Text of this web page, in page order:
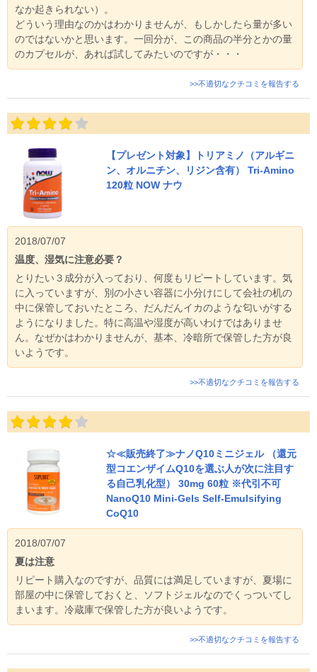
なか起きられない）。
どういう理由なのかはわかりませんが、もしかしたら量が多い
のではないかと思います。一回分が、この商品の半分とかの量
のカプセルが、あれば試してみたいのですが・・・
>>不適切なクチコミを報告する
【プレゼント対象】トリアミノ（アルギニ
ン、オルニチン、リジン含有） Tri-Amino
120粒 NOW ナウ
2018/07/07
温度、湿気に注意必要？
とりたい３成分が入っており、何度もリピートしています。気
に入っていますが、別の小さい容器に小分けにして会社の机の
中に保管しておいたところ、だんだんイカのような匂いがする
ようになりました。特に高温や湿度が高いわけではありませ
ん。なぜかはわかりませんが、基本、冷暗所で保管した方が良
いようです。
>>不適切なクチコミを報告する
☆≪販売終了≫ナノQ10ミニジェル （還元
型コエンザイムQ10を選ぶ人が次に注目す
る自己乳化型） 30mg 60粒 ※代引不可
NanoQ10 Mini-Gels Self-Emulsifying
CoQ10
2018/07/07
夏は注意
リピート購入なのですが、品質には満足していますが、夏場に
部屋の中に保管しておくと、ソフトジェルなのでくっついてし
まいます。冷蔵庫で保管した方が良いようです。
>>不適切なクチコミを報告する